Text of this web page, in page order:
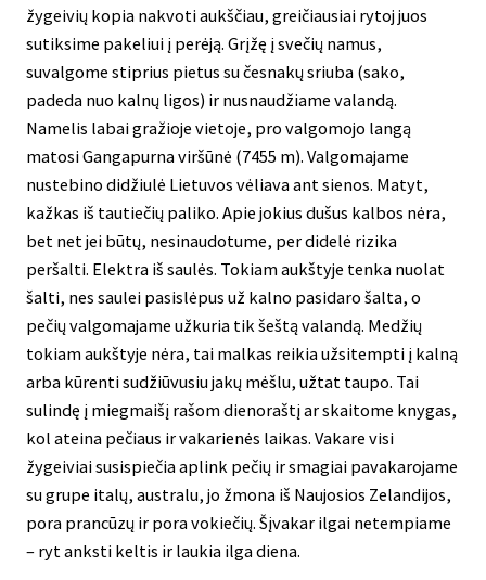
žygeivių kopia nakvoti aukščiau, greičiausiai rytoj juos
sutiksime pakeliui į perėją. Grįžę į svečių namus,
suvalgome stiprius pietus su česnakų sriuba (sako,
padeda nuo kalnų ligos) ir nusnaudžiame valandą.
Namelis labai gražioje vietoje, pro valgomojo langą
matosi Gangapurna viršūnė (7455 m). Valgomajame
nustebino didžiulė Lietuvos vėliava ant sienos. Matyt,
kažkas iš tautiečių paliko. Apie jokius dušus kalbos nėra,
bet net jei būtų, nesinaudotume, per didelė rizika
peršalti. Elektra iš saulės. Tokiam aukštyje tenka nuolat
šalti, nes saulei pasislėpus už kalno pasidaro šalta, o
pečių valgomajame užkuria tik šeštą valandą. Medžių
tokiam aukštyje nėra, tai malkas reikia užsitempti į kalną
arba kūrenti sudžiūvusiu jakų mėšlu, užtat taupo. Tai
sulindę į miegmaišį rašom dienoraštį ar skaitome knygas,
kol ateina pečiaus ir vakarienės laikas. Vakare visi
žygeiviai susispiečia aplink pečių ir smagiai pavakarojame
su grupe italų, australu, jo žmona iš Naujosios Zelandijos,
pora prancūzų ir pora vokiečių. Šįvakar ilgai netempiame
– ryt anksti keltis ir laukia ilga diena.